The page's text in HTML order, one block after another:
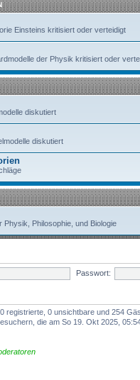
Einsteins kritisiert oder verteidigt
der Physik kritisiert oder
diskutiert
diskutiert
Philosophie, und Biologie
Passwort:
registrierte, 0 unsichtbare und 254
die am So 19. Okt 2025,